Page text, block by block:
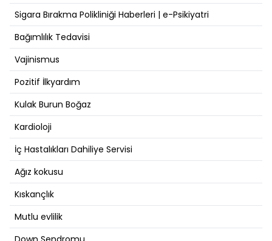
Sigara Bırakma Polikliniği Haberleri | e-Psikiyatri
Bağımlılık Tedavisi
Vajinismus
Pozitif İlkyardım
Kulak Burun Boğaz
Kardioloji
İç Hastalıkları Dahiliye Servisi
Ağız kokusu
Kıskançlık
Mutlu evlilik